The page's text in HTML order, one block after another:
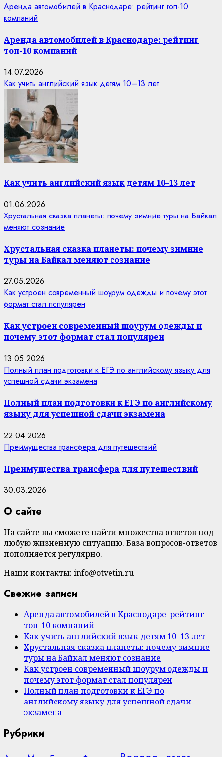
Аренда автомобилей в Краснодаре: рейтинг топ-10
компаний
Аренда автомобилей в Краснодаре: рейтинг
топ-10 компаний
14.07.2026
Как учить английский язык детям 10–13 лет
Как учить английский язык детям 10–13 лет
01.06.2026
Хрустальная сказка планеты: почему зимние туры на Байкал
меняют сознание
Хрустальная сказка планеты: почему зимние
туры на Байкал меняют сознание
27.05.2026
Как устроен современный шоурум одежды и почему этот
формат стал популярен
Как устроен современный шоурум одежды и
почему этот формат стал популярен
13.05.2026
Полный план подготовки к ЕГЭ по английскому языку для
успешной сдачи экзамена
Полный план подготовки к ЕГЭ по английскому
языку для успешной сдачи экзамена
22.04.2026
Преимущества трансфера для путешествий
Преимущества трансфера для путешествий
30.03.2026
О сайте
На сайте вы сможете найти множества ответов под
любую жизненную ситуацию. База вопросов-ответов
пополняется регулярно.
Наши контакты: info@otvetin.ru
Свежие записи
Аренда автомобилей в Краснодаре: рейтинг
топ-10 компаний
Как учить английский язык детям 10–13 лет
Хрустальная сказка планеты: почему зимние
туры на Байкал меняют сознание
Как устроен современный шоурум одежды и
почему этот формат стал популярен
Полный план подготовки к ЕГЭ по
английскому языку для успешной сдачи
экзамена
Рубрики